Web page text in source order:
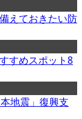
えておきたい防
すめスポット8
地震」復興支